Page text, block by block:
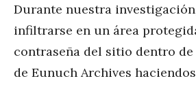
Durante nuestra
infiltrarse en un área
contraseña del sitio dentro
de Eunuch Archives